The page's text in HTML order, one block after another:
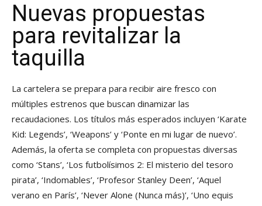
Nuevas propuestas
para revitalizar la
taquilla
La cartelera se prepara para recibir aire fresco con
múltiples estrenos que buscan dinamizar las
recaudaciones. Los títulos más esperados incluyen ‘Karate
Kid: Legends’, ‘Weapons’ y ‘Ponte en mi lugar de nuevo’.
Además, la oferta se completa con propuestas diversas
como ‘Stans’, ‘Los futbolísimos 2: El misterio del tesoro
pirata’, ‘Indomables’, ‘Profesor Stanley Deen’, ‘Aquel
verano en París’, ‘Never Alone (Nunca más)’, ‘Uno equis